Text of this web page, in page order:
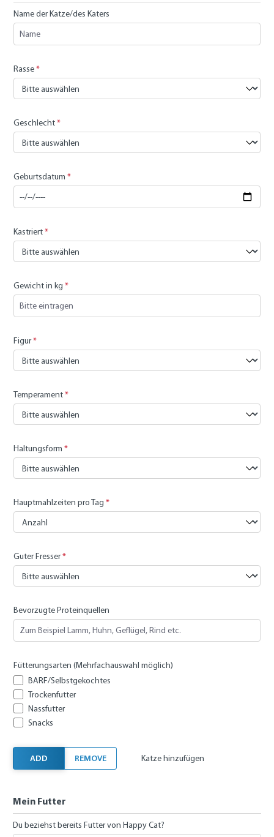
ADD REMOVE Katze hinzufügen
Name der Katze/des Katers
Rasse*
Geschlecht*
Geburtsdatum *
Kastriert*
Gewicht in kg *
Figur*
Temperament*
Haltungsform *
Hauptmahlzeiten pro Tag *
Guter Fresser*
Bevorzugte Proteinquellen
Fütterungsarten (Mehrfachauswahl möglich)
BARF/Selbstgekochtes
Trockenfutter
Nassfutter
Snacks
Mein Futter
Du beziehst bereits Futter von Happy Cat?